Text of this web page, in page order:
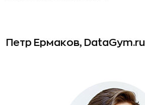
Петр Ермаков, DataGym.ru